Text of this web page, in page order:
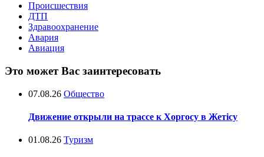
Происшествия
ДТП
Здравоохранение
Авария
Авиация
Это может Вас заинтересовать
07.08.26 Общество
Движение открыли на трассе к Хоргосу в Жетісу
01.08.26 Туризм